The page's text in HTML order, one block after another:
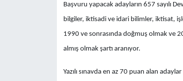
Başvuru yapacak adayların 657 sayılı
bilgiler, iktisadi ve idari bilimler, iktisat,
1990 ve sonrasında doğmuş olmak ve
almış olmak şartı aranıyor.
Yazılı sınavda en az 70 puan alan